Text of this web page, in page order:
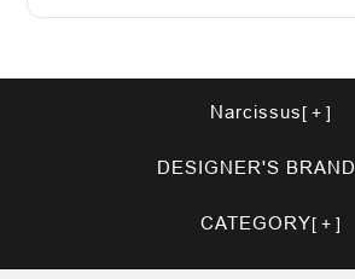
Narcissus
DESIGNER'S BRAND
CATEGORY